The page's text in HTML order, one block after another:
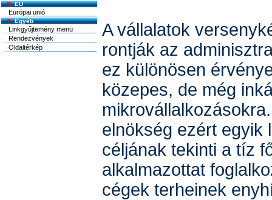
EU
Európai unió
Egyéb
Linkgyűjtemény menü
Rendezvények
Oldaltérkép
A vállalatok
rontják az
ez különösen
közepes, de még
elnökség ezért egyik
céljának tekinti a tíz
alkalmazottat
cégek terheinek